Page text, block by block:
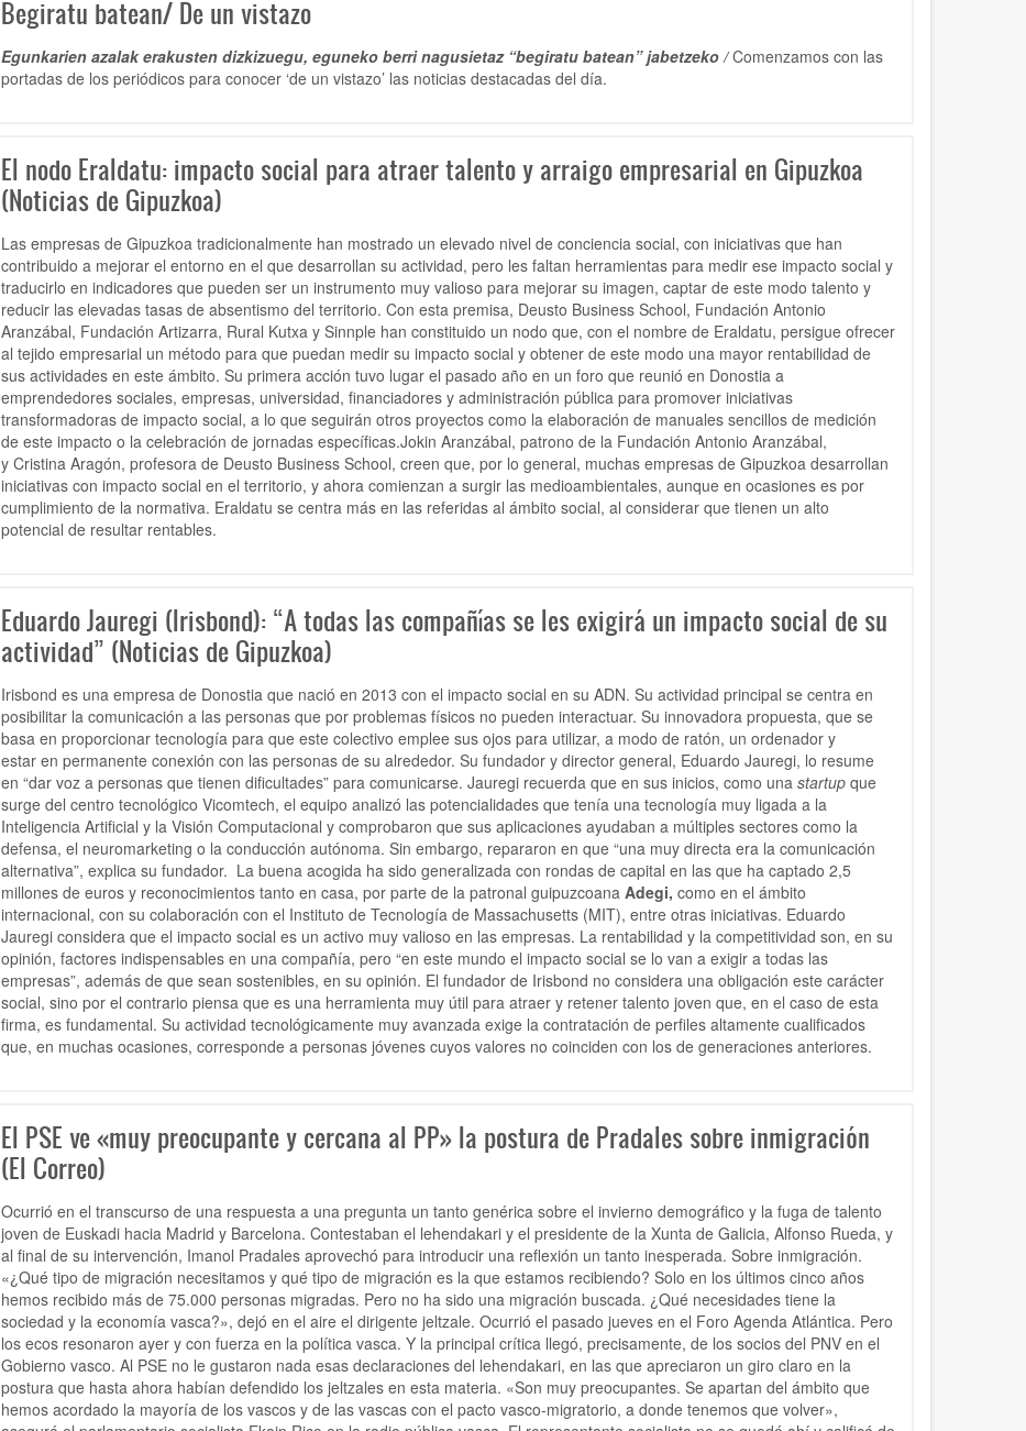
Begiratu batean/ De un vistazo
Egunkarien azalak erakusten dizkizuegu, eguneko berri nagusietaz “begiratu batean” jabetzeko /Comenzamos con las
portadas de los periódicos para conocer ‘de un vistazo’ las noticias destacadas del día.
El nodo Eraldatu: impacto social para atraer talento y arraigo empresarial en Gipuzkoa
(Noticias de Gipuzkoa)
Las empresas de Gipuzkoa tradicionalmente han mostrado un elevado nivel de conciencia social, con iniciativas que han
contribuido a mejorar el entorno en el que desarrollan su actividad, pero les faltan herramientas para medir ese impacto social y
traducirlo en indicadores que pueden ser un instrumento muy valioso para mejorar su imagen, captar de este modo talento y
reducir las elevadas tasas de absentismo del territorio. Con esta premisa, Deusto Business School, Fundación Antonio
Aranzábal, Fundación Artizarra, Rural Kutxa y Sinnple han constituido un nodo que, con el nombre de Eraldatu, persigue ofrecer
al tejido empresarial un método para que puedan medir su impacto social y obtener de este modo una mayor rentabilidad de
sus actividades en este ámbito. Su primera acción tuvo lugar el pasado año en un foro que reunió en Donostia a
emprendedores sociales, empresas, universidad, financiadores y administración pública para promover iniciativas
transformadoras de impacto social, a lo que seguirán otros proyectos como la elaboración de manuales sencillos de medición
de este impacto o la celebración de jornadas específicas.Jokin Aranzábal, patrono de la Fundación Antonio Aranzábal,
y Cristina Aragón, profesora de Deusto Business School, creen que, por lo general, muchas empresas de Gipuzkoa desarrollan
iniciativas con impacto social en el territorio, y ahora comienzan a surgir las medioambientales, aunque en ocasiones es por
cumplimiento de la normativa. Eraldatu se centra más en las referidas al ámbito social, al considerar que tienen un alto
potencial de resultar rentables.
Eduardo Jauregi (Irisbond): “A todas las compañías se les exigirá un impacto social de su
actividad” (Noticias de Gipuzkoa)
Irisbond es una empresa de Donostia que nació en 2013 con el impacto social en su ADN. Su actividad principal se centra en
posibilitar la comunicación a las personas que por problemas físicos no pueden interactuar. Su innovadora propuesta, que se
basa en proporcionar tecnología para que este colectivo emplee sus ojos para utilizar, a modo de ratón, un ordenador y
estar en permanente conexión con las personas de su alrededor. Su fundador y director general, Eduardo Jauregi, lo resume
en “dar voz a personas que tienen dificultades” para comunicarse. Jauregi recuerda que en sus inicios, como unastartup que
surge del centro tecnológico Vicomtech, el equipo analizó las potencialidades que tenía una tecnología muy ligada a la
Inteligencia Artificial y la Visión Computacional y comprobaron que sus aplicaciones ayudaban a múltiples sectores como la
defensa, el neuromarketing o la conducción autónoma. Sin embargo, repararon en que “una muy directa era la comunicación
alternativa”, explica su fundador. La buena acogida ha sido generalizada con rondas de capital en las que ha captado 2,5
millones de euros y reconocimientos tanto en casa, por parte de la patronal guipuzcoana Adegi, como en el ámbito
internacional, con su colaboración con el Instituto de Tecnología de Massachusetts (MIT), entre otras iniciativas. Eduardo
Jauregi considera que el impacto social es un activo muy valioso en las empresas. La rentabilidad y la competitividad son, en su
opinión, factores indispensables en una compañía, pero “en este mundo el impacto social se lo van a exigir a todas las
empresas”, además de que sean sostenibles, en su opinión. El fundador de Irisbond no considera una obligación este carácter
social, sino por el contrario piensa que es una herramienta muy útil para atraer y retener talento joven que, en el caso de esta
firma, es fundamental. Su actividad tecnológicamente muy avanzada exige la contratación de perfiles altamente cualificados
que, en muchas ocasiones, corresponde a personas jóvenes cuyos valores no coinciden con los de generaciones anteriores.
El PSE ve «muy preocupante y cercana al PP» la postura de Pradales sobre inmigración
(El Correo)
Ocurrió en el transcurso de una respuesta a una pregunta un tanto genérica sobre el invierno demográfico y la fuga de talento
joven de Euskadi hacia Madrid y Barcelona. Contestaban el lehendakari y el presidente de la Xunta de Galicia, Alfonso Rueda, y
al final de su intervención, Imanol Pradales aprovechó para introducir una reflexión un tanto inesperada. Sobre inmigración.
«¿Qué tipo de migración necesitamos y qué tipo de migración es la que estamos recibiendo? Solo en los últimos cinco años
hemos recibido más de 75.000 personas migradas. Pero no ha sido una migración buscada. ¿Qué necesidades tiene la
sociedad y la economía vasca?», dejó en el aire el dirigente jeltzale. Ocurrió el pasado jueves en el Foro Agenda Atlántica. Pero
los ecos resonaron ayer y con fuerza en la política vasca. Y la principal crítica llegó, precisamente, de los socios del PNV en el
Gobierno vasco. Al PSE no le gustaron nada esas declaraciones del lehendakari, en las que apreciaron un giro claro en la
postura que hasta ahora habían defendido los jeltzales en esta materia. «Son muy preocupantes. Se apartan del ámbito que
hemos acordado la mayoría de los vascos y de las vascas con el pacto vasco-migratorio, a donde tenemos que volver»,